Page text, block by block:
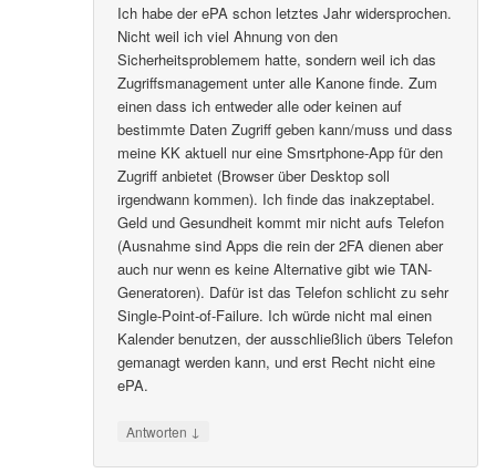
Ich habe der ePA schon letztes Jahr widersprochen.
Nicht weil ich viel Ahnung von den
Sicherheitsproblemem hatte, sondern weil ich das
Zugriffsmanagement unter alle Kanone finde. Zum
einen dass ich entweder alle oder keinen auf
bestimmte Daten Zugriff geben kann/muss und dass
meine KK aktuell nur eine Smsrtphone-App für den
Zugriff anbietet (Browser über Desktop soll
irgendwann kommen). Ich finde das inakzeptabel.
Geld und Gesundheit kommt mir nicht aufs Telefon
(Ausnahme sind Apps die rein der 2FA dienen aber
auch nur wenn es keine Alternative gibt wie TAN-
Generatoren). Dafür ist das Telefon schlicht zu sehr
Single-Point-of-Failure. Ich würde nicht mal einen
Kalender benutzen, der ausschließlich übers Telefon
gemanagt werden kann, und erst Recht nicht eine
ePA.
Antworten ↓